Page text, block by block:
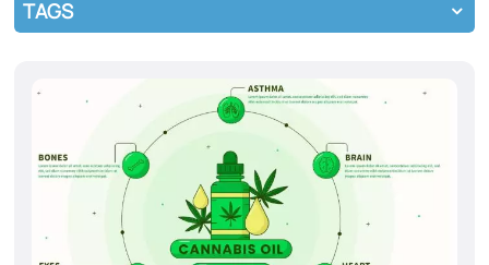
TAGS